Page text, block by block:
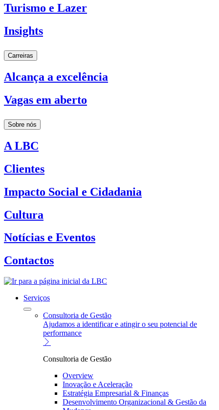
Turismo e Lazer
Insights
Carreiras
Alcança a excelência
Vagas em aberto
Sobre nós
A LBC
Clientes
Impacto Social e Cidadania
Cultura
Notícias e Eventos
Contactos
Serviços
Consultoria de Gestão
Ajudamos a identificar e atingir o seu potencial de
performance
Consultoria de Gestão
Overview
Inovação e Aceleração
Estratégia Empresarial & Finanças
Desenvolvimento Organizacional & Gestão da